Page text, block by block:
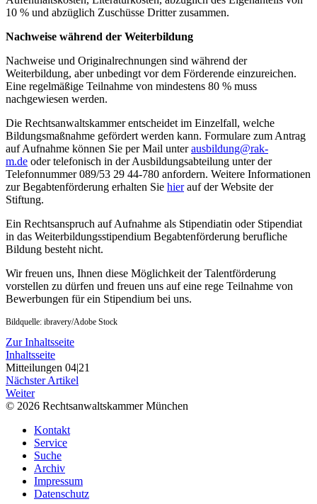
10 % und abzüglich Zuschüsse Dritter zusammen.
Nachweise während der Weiterbildung
Nachweise und Originalrechnungen sind während der
Weiterbildung, aber unbedingt vor dem Förderende einzureichen.
Eine regelmäßige Teilnahme von mindestens 80 % muss
nachgewiesen werden.
Die Rechtsanwaltskammer entscheidet im Einzelfall, welche
Bildungsmaßnahme gefördert werden kann. Formulare zum Antrag
auf Aufnahme können Sie per Mail unterausbildung@rak-
m.de oder telefonisch in der Ausbildungsabteilung unter der
Telefonnummer 089/53 29 44-780 anfordern. Weitere Informationen
zur Begabtenförderung erhalten Sie hierauf der Website der
Stiftung.
Ein Rechtsanspruch auf Aufnahme als Stipendiatin oder Stipendiat
in das Weiterbildungsstipendium Begabtenförderung berufliche
Bildung besteht nicht.
Wir freuen uns, Ihnen diese Möglichkeit der Talentförderung
vorstellen zu dürfen und freuen uns auf eine rege Teilnahme von
Bewerbungen für ein Stipendium bei uns.
Bildquelle: ibravery/Adobe Stock
Zur Inhaltsseite
Inhaltsseite
Mitteilungen 04|21
Nächster Artikel
Weiter
© 2026 Rechtsanwaltskammer München
Kontakt
Service
Suche
Archiv
Impressum
Datenschutz